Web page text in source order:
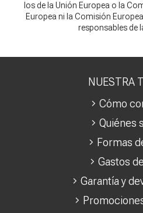
los de la Unión Europea o la
Europea ni la Comisión
responsables de
NUESTRA
Cómo
Quiénes
Formas
Gastos
Garantía y